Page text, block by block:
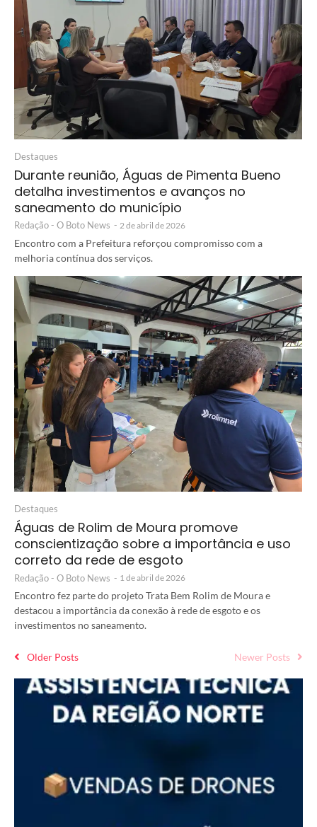
Destaques
Durante reunião, Águas de Pimenta Bueno
detalha investimentos e avanços no
saneamento do município
Redação - O Boto News - 2 de abril de 2026
Encontro com a Prefeitura reforçou compromisso com a
melhoria contínua dos serviços.
Destaques
Águas de Rolim de Moura promove
conscientização sobre a importância e uso
correto da rede de esgoto
Redação - O Boto News - 1 de abril de 2026
Encontro fez parte do projeto Trata Bem Rolim de Moura e
destacou a importância da conexão à rede de esgoto e os
investimentos no saneamento.
Older Posts Newer Posts